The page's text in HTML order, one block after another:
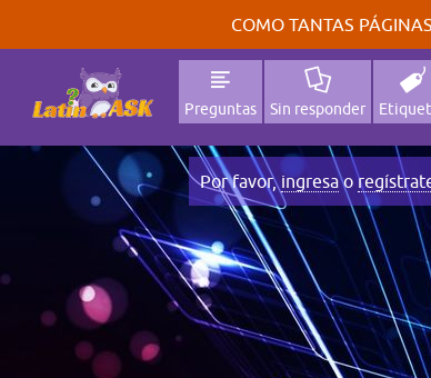
COMO TANTAS
Preguntas Sin responder
Por favor,ingresao